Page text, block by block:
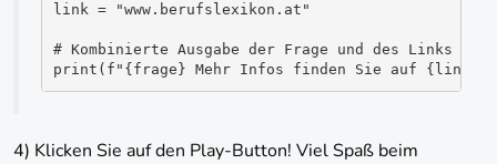
link = "www.berufslexikon.at"
# Kombinierte Ausgabe der Frage und des Links
print(f"{frage} Mehr Infos finden Sie auf
4) Klicken Sie auf den Play-Button! Viel Spaß beim